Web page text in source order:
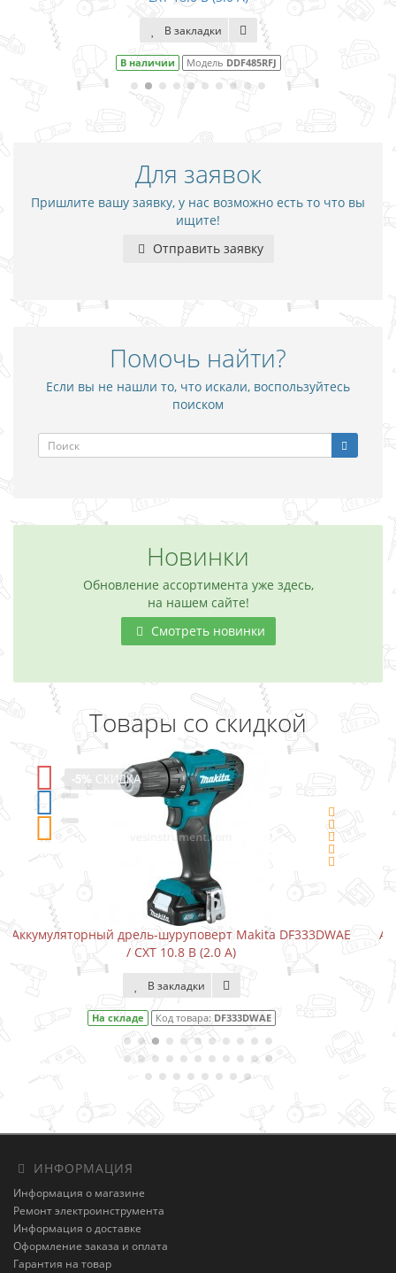
В наличии
Для заявок
Пришлите вашу заявку, у нас возможно есть то что вы
ищите!
Отправить заявку
Помочь найти?
Если вы не нашли то, что искали, воспользуйтесь
поиском
Новинки
Обновление ассортимента уже здесь,
на нашем сайте!
Смотреть новинки
Товары со скидкой
-5%СКИДКА
Аккумуляторный шуруповерт-отвертка Makita
В закладки
На складе Код товара: DF001DW
ИНФОРМАЦИЯ
Информация о магазине
Ремонт электроинструмента
Информация о доставке
Оформление заказа и оплата
Гарантия на товар